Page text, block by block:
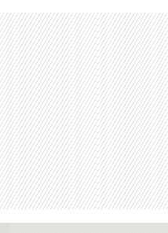
Skip to main content